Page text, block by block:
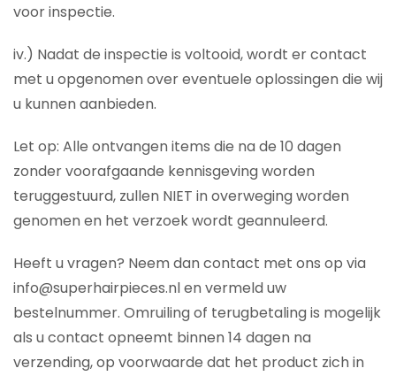
voor inspectie.
iv.) Nadat de inspectie is voltooid, wordt er contact
met u opgenomen over eventuele oplossingen die wij
u kunnen aanbieden.
Let op: Alle ontvangen items die na de 10 dagen
zonder voorafgaande kennisgeving worden
teruggestuurd, zullen NIET in overweging worden
genomen en het verzoek wordt geannuleerd.
Heeft u vragen? Neem dan contact met ons op via
info@superhairpieces.nl en vermeld uw
bestelnummer. Omruiling of terugbetaling is mogelijk
als u contact opneemt binnen 14 dagen na
verzending, op voorwaarde dat het product zich in